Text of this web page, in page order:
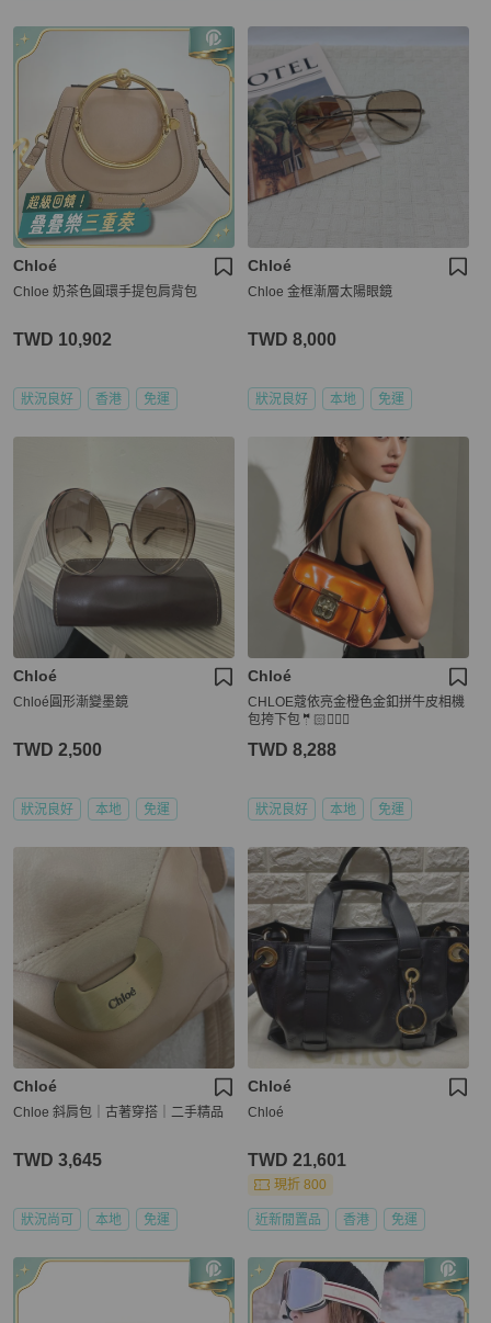
Chloé
Chloe 奶茶色圓環手提包肩背包
TWD 10,902
狀況良好 香港 免運
Chloé
Chloe 金框漸層太陽眼鏡
TWD 8,000
狀況良好 本地 免運
Chloé
Chloé圓形漸變墨鏡
TWD 2,500
狀況良好 本地 免運
Chloé
CHLOE蔻依亮金橙色金釦拼牛皮相機
包挎下包🤵🏻🤵🏼‍♀️
TWD 8,288
狀況良好 本地 免運
Chloé
Chloe 斜肩包｜古著穿搭｜二手精品
TWD 3,645
狀況尚可 本地 免運
Chloé
Chloé
TWD 21,601
現折 800
近新閒置品 香港 免運